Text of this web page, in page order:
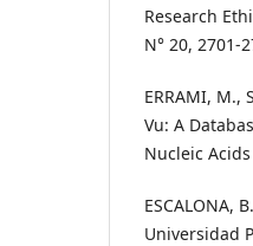
Research
N° 20, 2701-
ERRAMI, M.,
Vu: A
Nucleic
ESCALONA,
Universidad